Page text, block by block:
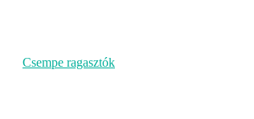
Csempe ragasztók